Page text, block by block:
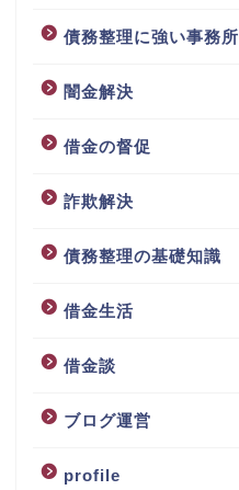
債務整理に強い事務所
闇金解決
借金の督促
詐欺解決
債務整理の基礎知識
借金生活
借金談
ブログ運営
profile